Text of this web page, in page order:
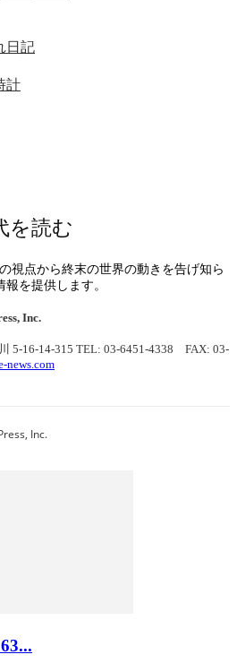
日記
計
を読む
視点から終末の世界の動きを告げ知ら
を提供します。
Inc.
5-16-14-315 TEL: 03-6451-4338 FAX: 03-
news.com
Inc.